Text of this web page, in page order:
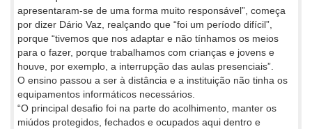
apresentaram-se de uma forma muito responsável”, começa
por dizer Dário Vaz, realçando que “foi um período difícil”,
porque “tivemos que nos adaptar e não tínhamos os meios
para o fazer, porque trabalhamos com crianças e jovens e
houve, por exemplo, a interrupção das aulas presenciais”.
O ensino passou a ser à distância e a instituição não tinha os
equipamentos informáticos necessários.
“O principal desafio foi na parte do acolhimento, manter os
miúdos protegidos, fechados e ocupados aqui dentro e